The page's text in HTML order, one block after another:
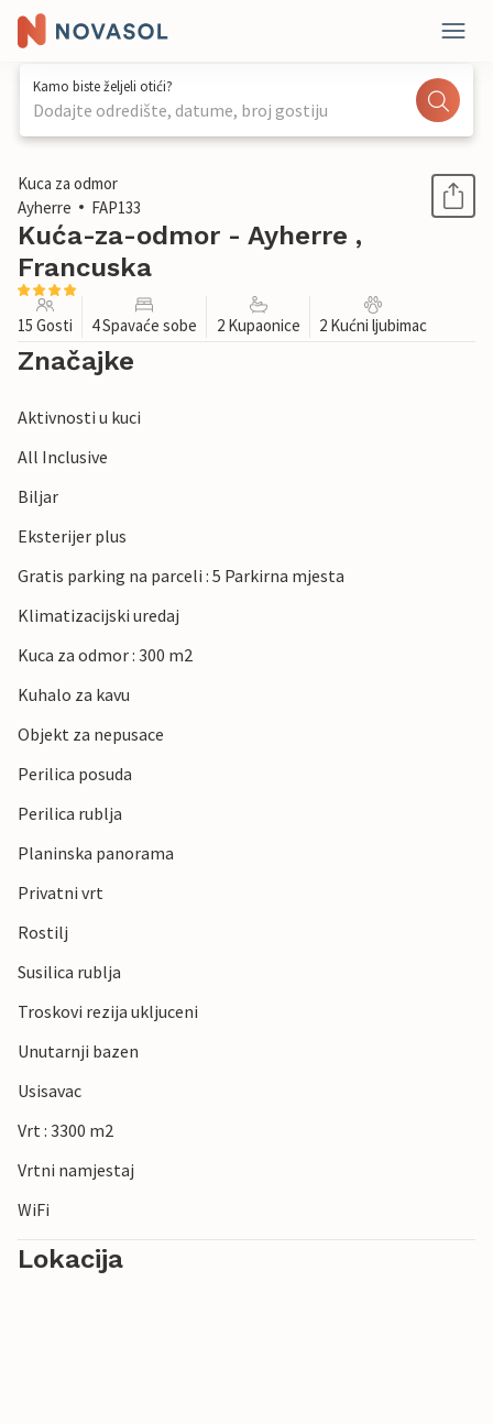
Kamo biste željeli otići?
Dodajte odredište, datume, broj gostiju
1 / 33
Kuca za odmor
Ayherre
FAP133
Kuća-za-odmor - Ayherre ,
Francuska
15 Gosti 4 Spavaće sobe 2 Kupaonice 2 Kućni ljubimac
Značajke
Aktivnosti u kuci
All Inclusive
Biljar
Eksterijer plus
Gratis parking na parceli : 5 Parkirna mjesta
Klimatizacijski uredaj
Kuca za odmor : 300 m2
Kuhalo za kavu
Objekt za nepusace
Perilica posuda
Perilica rublja
Planinska panorama
Privatni vrt
Rostilj
Susilica rublja
Troskovi rezija ukljuceni
Unutarnji bazen
Usisavac
Vrt : 3300 m2
Vrtni namjestaj
WiFi
Lokacija